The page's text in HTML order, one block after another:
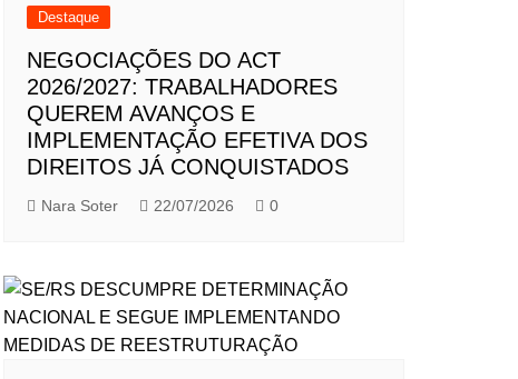
Destaque
NEGOCIAÇÕES DO ACT
2026/2027: TRABALHADORES
QUEREM AVANÇOS E
IMPLEMENTAÇÃO EFETIVA DOS
DIREITOS JÁ CONQUISTADOS
Nara Soter 22/07/2026 0